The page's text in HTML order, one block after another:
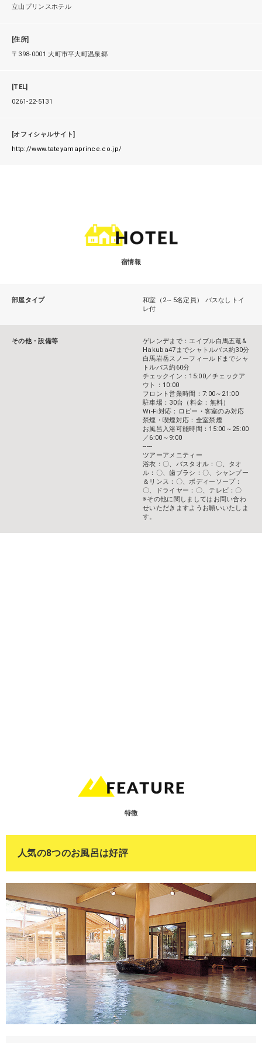
立山プリンスホテル
[住所]
〒398-0001 大町市平大町温泉郷
[TEL]
0261-22-5131
[オフィシャルサイト]
http://www.tateyamaprince.co.jp/
宿情報
部屋タイプ
和室（2～5名定員） バスなしトイ
レ付
その他・設備等
ゲレンデまで：エイブル白馬五竜&
Hakuba47までシャトルバス約30分
白馬岩岳スノーフィールドまでシャ
トルバス約60分
チェックイン：15:00／チェックア
ウト：10:00
フロント営業時間：7:00～21:00
駐車場：30台（料金：無料）
Wi-Fi対応：ロビー・客室のみ対応
禁煙・喫煙対応：全室禁煙
お風呂入浴可能時間：15:00～25:00
／6:00～9:00
-----
ツアーアメニティー
浴衣：〇、バスタオル：〇、タオ
ル：〇、歯ブラシ：〇、シャンプー
＆リンス：〇、ボディーソープ：
〇、ドライヤー：〇、テレビ：〇
※その他に関しましてはお問い合わ
せいただきますようお願いいたしま
す。
特徴
人気の8つのお風呂は好評